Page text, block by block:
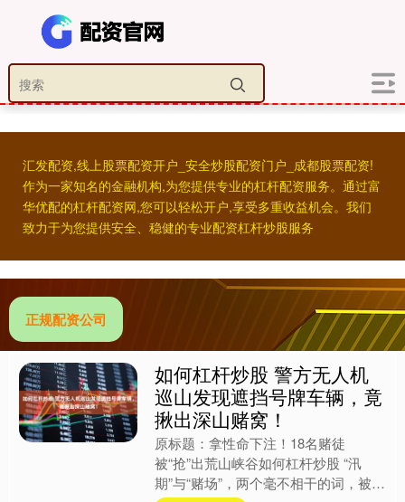
汇发配资,线上股票配资开户_安全炒股配资门户_成都股票配资!
作为一家知名的金融机构,为您提供专业的杠杆配资服务。通过富
华优配的杠杆配资网,您可以轻松开户,享受多重收益机会。我们
致力于为您提供安全、稳健的专业配资杠杆炒股服务
正规配资公司
如何杠杆炒股 警方无人机
巡山发现遮挡号牌车辆，竟
揪出深山赌窝！
原标题：拿性命下注！18名赌徒
被“抢”出荒山峡谷如何杠杆炒股 “汛
期”与“赌场”，两个毫不相干的词，被一